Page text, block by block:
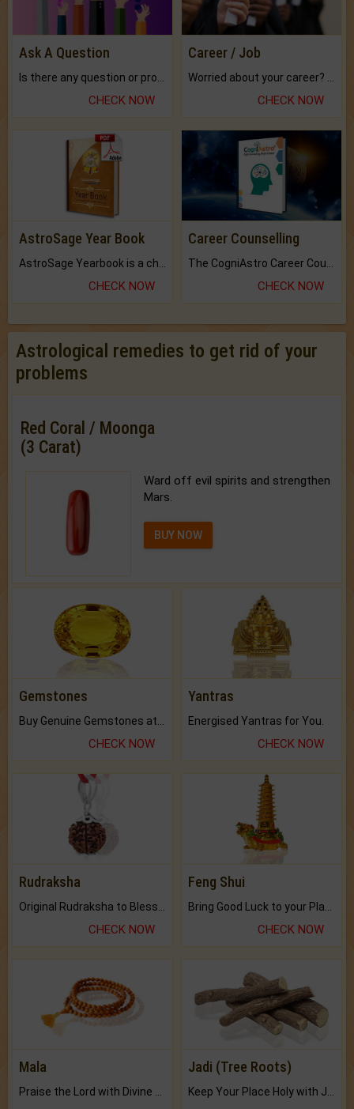
Ask A Question
CHECK NOW
Career / Job
CHECK NOW
AstroSage Year Book
CHECK NOW
Career Counselling
CHECK NOW
Astrological remedies to get rid of your
problems
Red Coral / Moonga
(3 Carat)
Ward off evil spirits and strengthen
Mars.
BUY NOW
Gemstones
CHECK NOW
Yantras
Energised Yantras for You.
CHECK NOW
Rudraksha
CHECK NOW
Feng Shui
CHECK NOW
Mala
Praise the Lord with Divine Energies of Mala.
Jadi (Tree Roots)
Keep Your Place Holy with Jadi.